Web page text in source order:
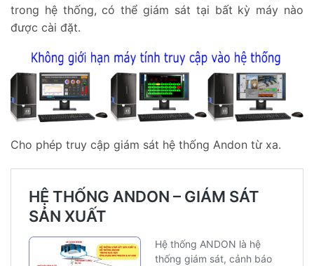
trong hệ thống, có thể giám sát tại bất kỳ máy nào
được cài đặt.
Cho phép truy cập giám sát hệ thống Andon từ xa.